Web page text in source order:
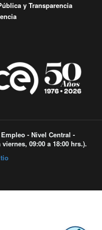
y Transparencia
- Nivel Central -
09:00 a 18:00 hrs.).